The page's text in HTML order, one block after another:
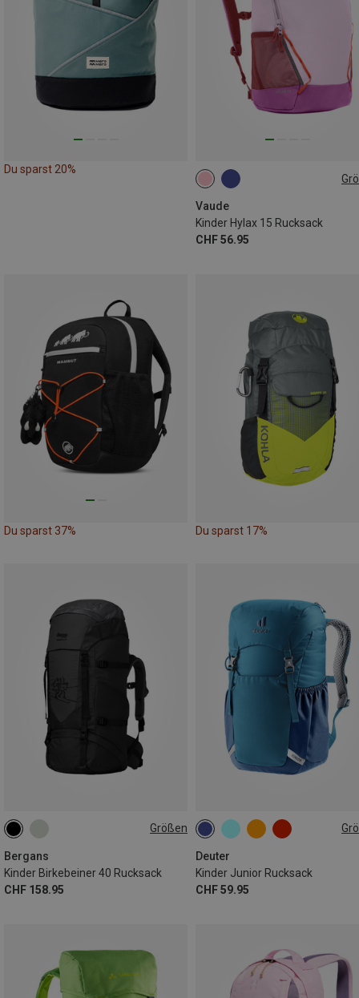
Du sparst 20%
Vaude
Kinder Hylax 15 Rucksack
CHF 56.95
15L
Du sparst 37% Du sparst 17%
Größen
Bergans
Kinder Birkebeiner 40 Rucksack
CHF 158.95
40L
Deuter
Kinder Junior Rucksack
CHF 59.95
18L